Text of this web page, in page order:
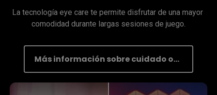
La tecnología eye care te permite disfrutar de una mayor
comodidad durante largas sesiones de juego.
Más información sobre cuidado ocular